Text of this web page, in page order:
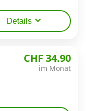
Details
CHF 34.90
im Monat